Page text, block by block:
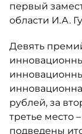
первый
области И.А.
Девять
рублей, за
третье место
подведены